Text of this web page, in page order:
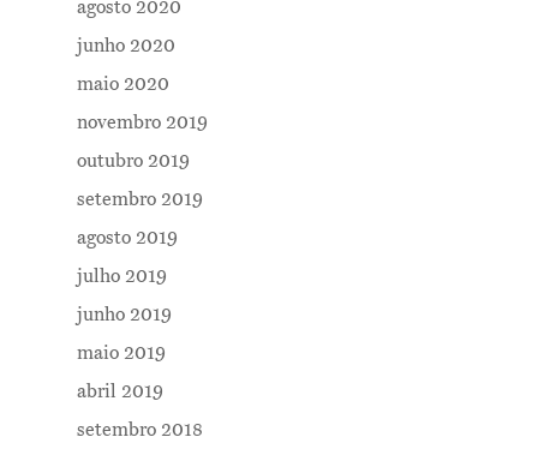
agosto 2020
junho 2020
maio 2020
novembro 2019
outubro 2019
setembro 2019
agosto 2019
julho 2019
junho 2019
maio 2019
abril 2019
setembro 2018